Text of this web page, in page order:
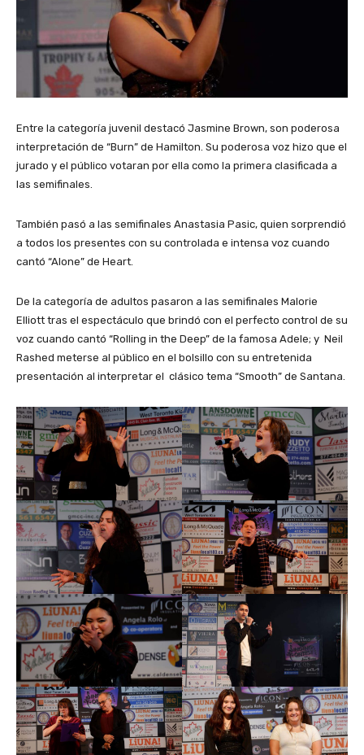
Entre la categoría juvenil destacó Jasmine Brown, son poderosa
interpretación de “Burn” de Hamilton. Su poderosa voz hizo que el
jurado y el público votaran por ella como la primera clasificada a
las semifinales.
También pasó a las semifinales Anastasia Pasic, quien sorprendió
a todos los presentes con su controlada e intensa voz cuando
cantó “Alone” de Heart.
De la categoría de adultos pasaron a las semifinales Malorie
Elliott tras el espectáculo que brindó con el perfecto control de su
voz cuando cantó “Rolling in the Deep” de la famosa Adele; y Neil
Rashed meterse al público en el bolsillo con su entretenida
presentación al interpretar el clásico tema “Smooth” de Santana.